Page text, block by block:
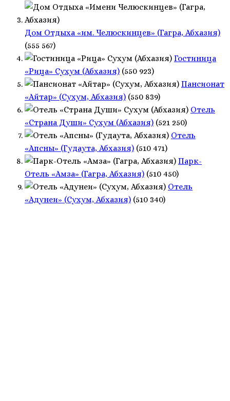
Дом Отдыха «им. Челюскинцев» (Гагра, Абхазия)
(555 567)
Гостиница
«Рица» Сухум (Абхазия) (550 923)
Пансионат
«Айтар» (Сухум, Абхазия) (550 839)
Отель
«Страна Души» Сухум (Абхазия) (521 250)
Отель
«Апсны» (Гудаута, Абхазия) (510 471)
Парк-
Отель «Амза» (Гагра, Абхазия) (510 450)
Отель
«Адунеи» (Сухум, Абхазия) (510 340)